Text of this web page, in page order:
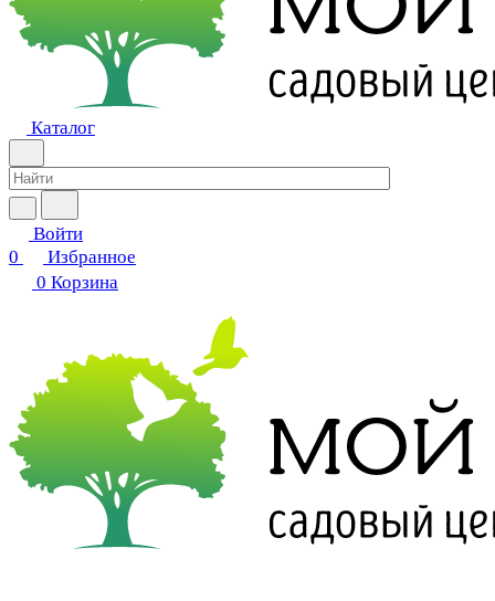
Каталог
Войти
0
Избранное
0 Корзина